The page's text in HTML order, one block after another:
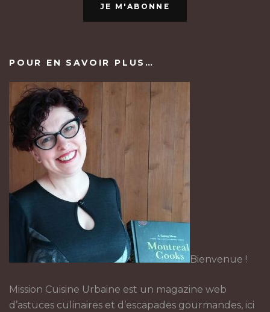
JE M'ABONNE
POUR EN SAVOIR PLUS…
Bienvenue !
Mission Cuisine Urbaine est un magazine web
d’astuces culinaires et d’escapades gourmandes, ici